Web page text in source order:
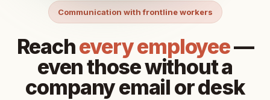
Communication with frontline workers
Reachevery employee—
even those without a
company email or desk